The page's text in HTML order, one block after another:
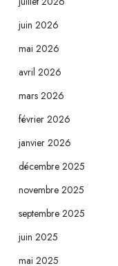
juin 2026
mai 2026
avril 2026
mars 2026
février 2026
janvier 2026
décembre 2025
novembre 2025
septembre 2025
juin 2025
mai 2025